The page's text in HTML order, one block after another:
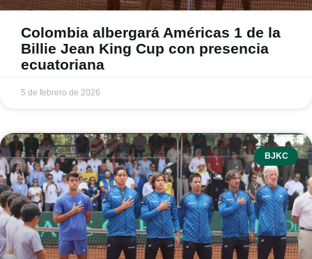
Colombia albergará Américas 1 de la
Billie Jean King Cup con presencia
ecuatoriana
5 de febrero de 2026
BJKC